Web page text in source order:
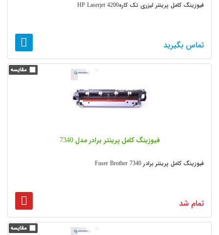
فیوزینگ کامل پرینتر لیزری تک کارهHP Laserjet 4200
تماس بگیرید
فیوزینگ کامل پرینتر برادر مدل 7340
فیوزینگ کامل پرینتر برادر Fuser Brother 7340
تمام شد